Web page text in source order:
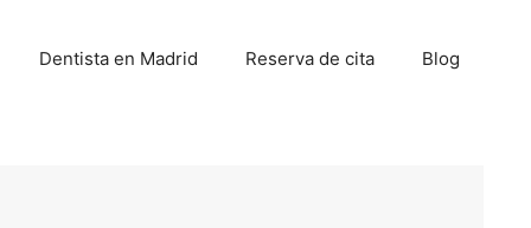
Dentista en Madrid Reserva de cita Blog